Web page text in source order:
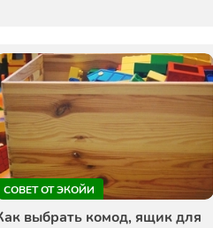
СОВЕТ ОТ ЭКОЙИ
выбрать комод, ящик для